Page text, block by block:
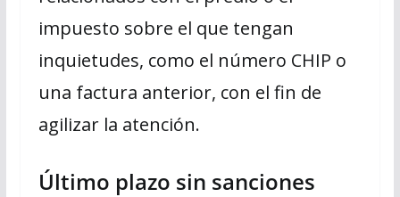
impuesto sobre el que tengan
inquietudes, como el número CHIP o
una factura anterior, con el fin de
agilizar la atención.
Último plazo sin sanciones